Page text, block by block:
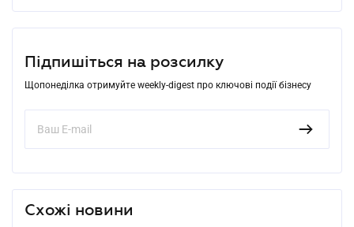
Підпишіться на розсилку
Щопонеділка отримуйте weekly-digest про ключові події бізнесу
Схожі новини